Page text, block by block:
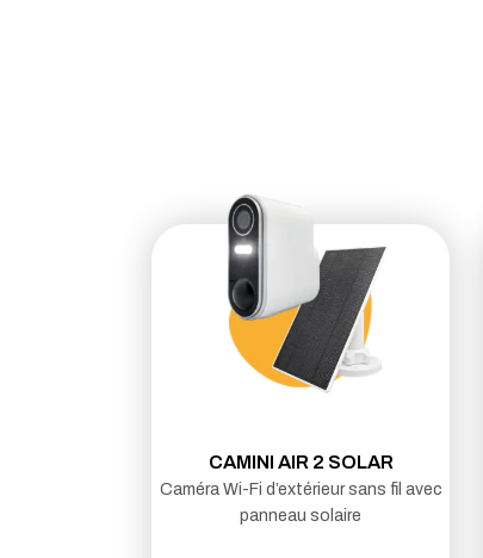
CAMINI AIR 2 SOLAR
Caméra Wi-Fi d’extérieur sans fil avec
panneau solaire